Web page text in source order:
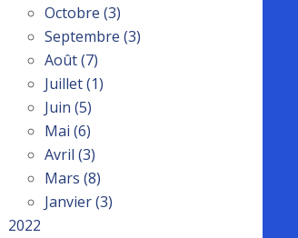
Octobre (3)
Septembre (3)
Août(7)
Juillet(1)
Juin (5)
Mai (6)
Avril (3)
Mars (8)
Janvier(3)
2022